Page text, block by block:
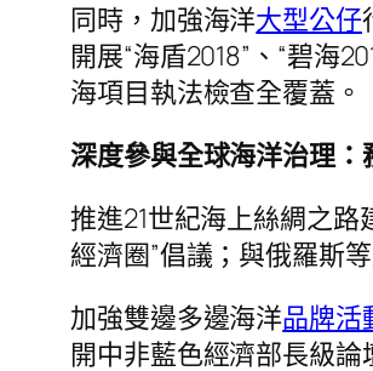
同時，加強海洋大型公仔
開展“海盾2018”、“碧海
海項目執法檢查全覆蓋。
深度參與全球海洋治理
推進21世紀海上絲綢之路
經濟圈”倡議；與俄羅斯
加強雙邊多邊海洋品牌活
開中非藍色經濟部長級